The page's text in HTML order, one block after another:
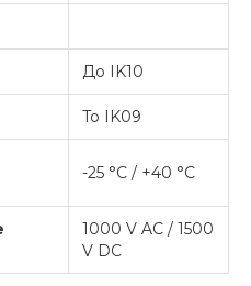
До IK10
To IK09
-25 °C / +40 °C
1000 V AC / 1500
V DC